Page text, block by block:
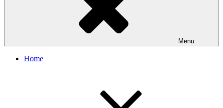
Menu
Home